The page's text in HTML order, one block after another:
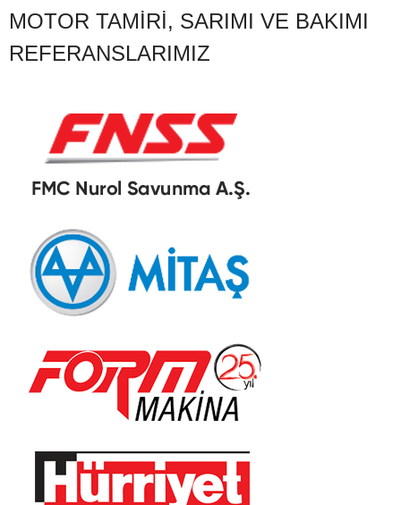
MOTOR TAMIRI, SARIMI VE BAKIMI
REFERANSLARIMIZ